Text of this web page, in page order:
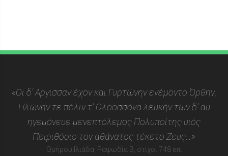
«Οι δ’ Αργισσαν έχον και Γυρτώνην ενέμοντο Όρθην,
Ηλώνην τε πόλιν τ’ Ολοοσσόνα λευκήν των δ’ αυ
ηγεμόνευε μενεπτόλεμος Πολυποίτης υιός
Πειριθόοιο τον αθάνατος τέκετο Ζευς…»
Ομήρου Ιλιάδα, Ραψωδία Β, στίχοι 748 επ.